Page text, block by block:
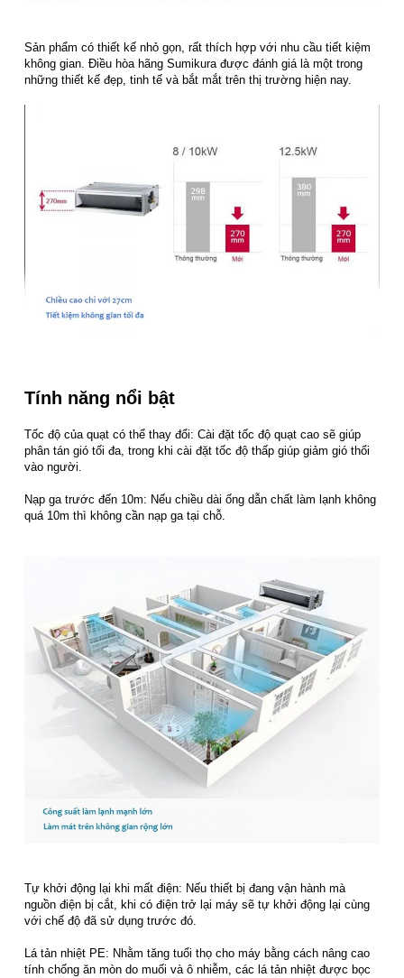
Sản phẩm có thiết kế nhỏ gọn, rất thích hợp với nhu cầu tiết kiệm
không gian. Điều hòa hãng Sumikura được đánh giá là một trong
những thiết kế đẹp, tinh tế và bắt mắt trên thị trường hiện nay.
Tính năng nổi bật
Tốc độ của quạt có thể thay đổi: Cài đặt tốc độ quạt cao sẽ giúp
phân tán gió tối đa, trong khi cài đặt tốc độ thấp giúp giảm gió thổi
vào người.
Nạp ga trước đến 10m: Nếu chiều dài ống dẫn chất làm lạnh không
quá 10m thì không cần nạp ga tại chỗ.
Tự khởi động lại khi mất điện: Nếu thiết bị đang vận hành mà
nguồn điện bị cắt, khi có điện trở lại máy sẽ tự khởi động lại cùng
với chế độ đã sử dụng trước đó.
Lá tản nhiệt PE: Nhằm tăng tuổi thọ cho máy bằng cách nâng cao
tính chống ăn mòn do muối và ô nhiễm, các lá tản nhiệt được bọc